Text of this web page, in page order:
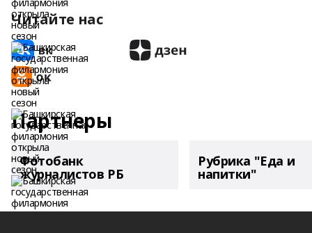
Читайте нас
Партнеры
Фотобанк
журналистов РБ
Рубрика "Еда и
напитки"